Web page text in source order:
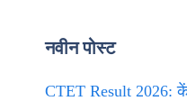
नवीन पोस्ट
CTET Result 2026: